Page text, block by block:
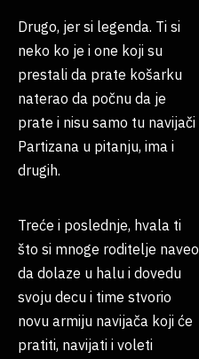
Drugo, jer si legenda. Ti si
neko ko je i one koji su
prestali da prate košarku
naterao da počnu da je
prate i nisu samo tu navijači
Partizana u pitanju, ima i
drugih.
Treće i poslednje, hvala ti
što si mnoge roditelje naveo
da dolaze u halu i dovedu
svoju decu i time stvorio
novu armiju navijača koji će
pratiti, navijati i voleti